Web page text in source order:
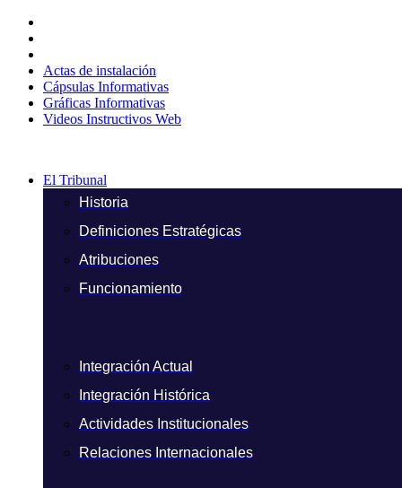
contenido
Actas de instalación
Cápsulas Informativas
Gráficas Informativas
Videos Instructivos Web
El Tribunal
Historia
Definiciones Estratégicas
Atribuciones
Funcionamiento
Integración Actual
Integración Histórica
Actividades Institucionales
Relaciones Internacionales